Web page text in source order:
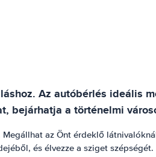
Az autóbérlés ideális
bejárhatja a történelmi
az Önt érdeklő
és élvezze a sziget szépségét.